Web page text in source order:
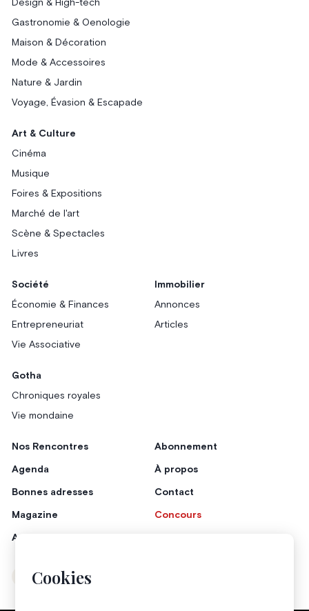
Cookies
Design & High-tech
Gastronomie & Oenologie
Maison & Décoration
Mode & Accessoires
Nature & Jardin
Voyage, Évasion & Escapade
Art & Culture
Cinéma
Musique
Foires & Expositions
Marché de l'art
Scène & Spectacles
Livres
Société
Économie & Finances
Entrepreneuriat
Vie Associative
Immobilier
Annonces
Articles
Gotha
Chroniques royales
Vie mondaine
Nos Rencontres
Agenda
Bonnes adresses
Magazine
Annonceurs
Abonnement
À propos
Contact
Concours
Instagram